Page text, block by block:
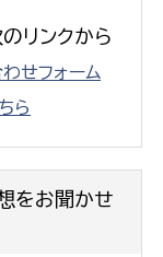
リンクから
せフォーム
ら
をお聞かせ